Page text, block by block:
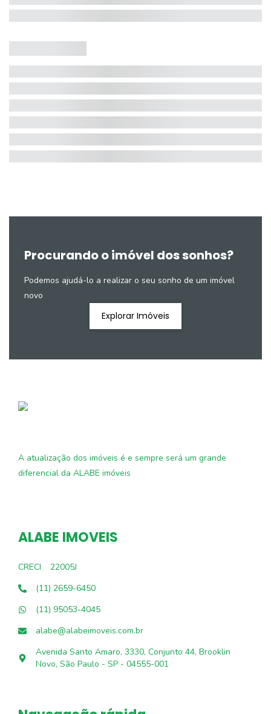
Procurando o imóvel dos sonhos?
Podemos ajudá-lo a realizar o seu sonho de um imóvel
novo
Explorar Imóveis
A atualização dos imóveis é e sempre será um grande
diferencial da ALABE imóveis
ALABE IMOVEIS
CRECI
22005J
(11) 2659-6450
(11) 95053-4045
alabe@alabeimoveis.com.br
Avenida Santo Amaro, 3330, Conjunto 44, Brooklin
Novo, São Paulo - SP - 04555-001